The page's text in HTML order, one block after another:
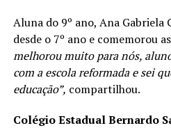
Aluna do 9º ano, Ana Gabriela
desde o 7º ano e comemorou
melhorou muito para nós,
com a escola reformada e sei
educação”, compartilhou.
Colégio Estadual Bernardo